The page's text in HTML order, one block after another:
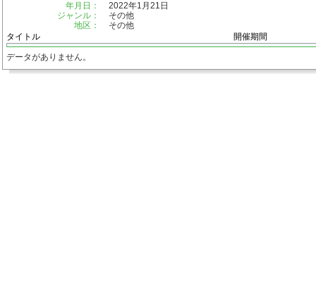
年月日：
2022年1月21日
ジャンル：
その他
地区：
その他
タイトル
開催期間
データがありません。